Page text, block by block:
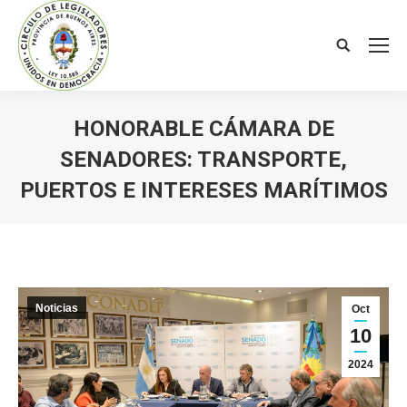
Search:
HONORABLE CÁMARA DE
SENADORES: TRANSPORTE,
PUERTOS E INTERESES MARÍTIMOS
Oct
10
2024
Noticias